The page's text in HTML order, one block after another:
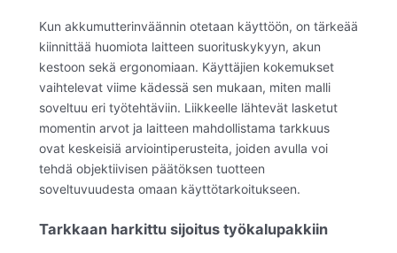
Kun akkumutterinväännin otetaan käyttöön, on tärkeää
kiinnittää huomiota laitteen suorituskykyyn, akun
kestoon sekä ergonomiaan. Käyttäjien kokemukset
vaihtelevat viime kädessä sen mukaan, miten malli
soveltuu eri työtehtäviin. Liikkeelle lähtevät lasketut
momentin arvot ja laitteen mahdollistama tarkkuus
ovat keskeisiä arviointiperusteita, joiden avulla voi
tehdä objektiivisen päätöksen tuotteen
soveltuvuudesta omaan käyttötarkoitukseen.
Tarkkaan harkittu sijoitus työkalupakkiin